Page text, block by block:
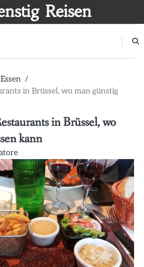
Reisen
in Brüssel, wo man günstig
in Brüssel, wo
kann